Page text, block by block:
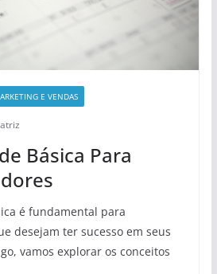
E VENDAS
Básica Para
é fundamental para
desejam ter sucesso em seus
vamos explorar os conceitos